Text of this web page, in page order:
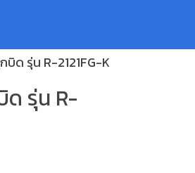
บิด รุ่น R-2121FG-K
ด รุ่น R-